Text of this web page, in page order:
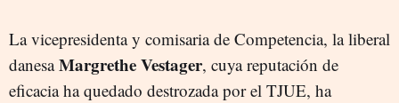
La vicepresidenta y comisaria de Competencia, la liberal
danesaMargrethe Vestager, cuya reputación de
eficacia ha quedado destrozada por el TJUE, ha